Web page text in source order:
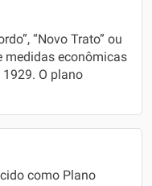
“Novo Trato” ou
medidas econômicas
1929. O plano
como Plano